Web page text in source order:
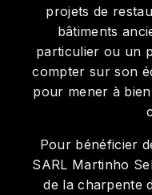
projets de
bâtiments
particulier ou un
compter sur son
pour mener à
Pour bénéficier
SARL Martinho
de la charpente